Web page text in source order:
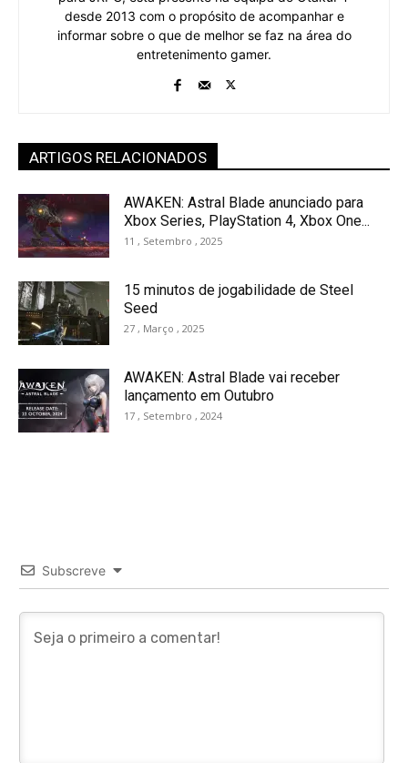
desde 2013 com o propósito de acompanhar e
informar sobre o que de melhor se faz na área do
entretenimento gamer.
ARTIGOS RELACIONADOS
AWAKEN: Astral Blade anunciado para
Xbox Series, PlayStation 4, Xbox One...
11 , Setembro , 2025
15 minutos de jogabilidade de Steel
Seed
27 , Março , 2025
AWAKEN: Astral Blade vai receber
lançamento em Outubro
17 , Setembro , 2024
Subscreve